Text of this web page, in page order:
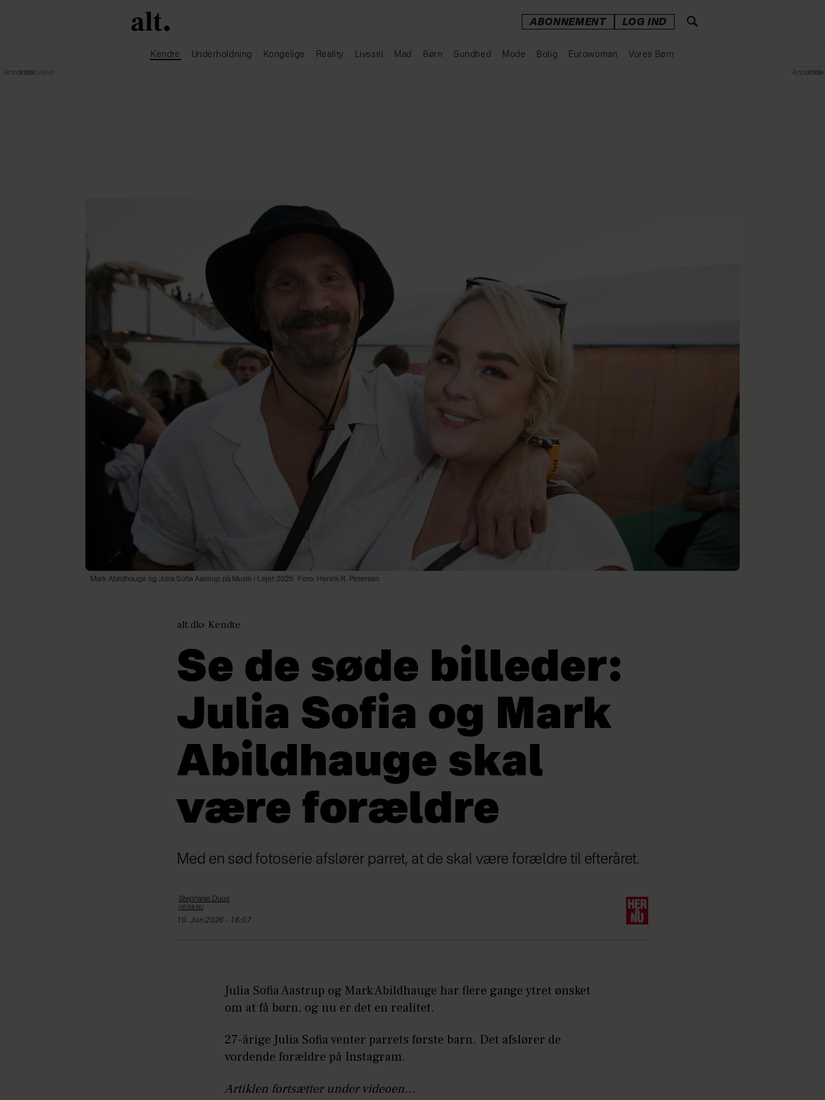
ABONNEMENT LOG IND
Kendte Underholdning Kongelige Reality Livsstil Mad Børn Sundhed Mode Bolig Eurowoman Vores Børn
Mark Abildhauge og Julia Sofia Aastrup på Musik i Lejet 2025 Foto: Henrik R. Petersen
alt.dk Kendte
Se de søde billeder:
Julia Sofia og Mark
Abildhauge skal
være forældre
Med en sød fotoserie afslører parret, at de skal være forældre til efteråret.
Stephanie Duus
HER&NU
10. Jun 2026 - 16:07
Julia Sofia Aastrup og Mark Abildhauge har flere gange ytret ønsket
om at få børn, og nu er det en realitet.
27-årige Julia Sofia venter parrets første barn. Det afslører de
vordende forældre på Instagram.
Artiklen fortsætter under videoen...
Annonce Annonce